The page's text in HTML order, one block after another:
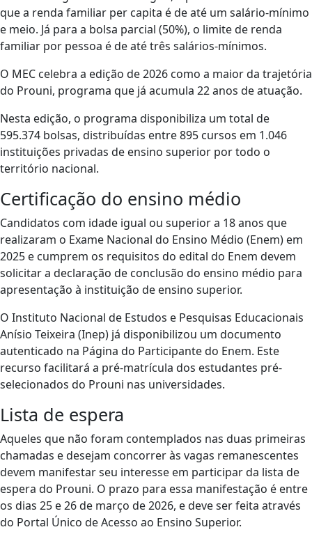
que a renda familiar per capita é de até um salário-mínimo
e meio. Já para a bolsa parcial (50%), o limite de renda
familiar por pessoa é de até três salários-mínimos.
O MEC celebra a edição de 2026 como a maior da trajetória
do Prouni, programa que já acumula 22 anos de atuação.
Nesta edição, o programa disponibiliza um total de
595.374 bolsas, distribuídas entre 895 cursos em 1.046
instituições privadas de ensino superior por todo o
território nacional.
Certificação do ensino médio
Candidatos com idade igual ou superior a 18 anos que
realizaram o Exame Nacional do Ensino Médio (Enem) em
2025 e cumprem os requisitos do edital do Enem devem
solicitar a declaração de conclusão do ensino médio para
apresentação à instituição de ensino superior.
O Instituto Nacional de Estudos e Pesquisas Educacionais
Anísio Teixeira (Inep) já disponibilizou um documento
autenticado na Página do Participante do Enem. Este
recurso facilitará a pré-matrícula dos estudantes pré-
selecionados do Prouni nas universidades.
Lista de espera
Aqueles que não foram contemplados nas duas primeiras
chamadas e desejam concorrer às vagas remanescentes
devem manifestar seu interesse em participar da lista de
espera do Prouni. O prazo para essa manifestação é entre
os dias 25 e 26 de março de 2026, e deve ser feita através
do Portal Único de Acesso ao Ensino Superior.